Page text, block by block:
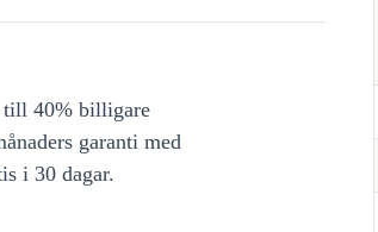
till 40% billigare
garanti med
i 30 dagar.